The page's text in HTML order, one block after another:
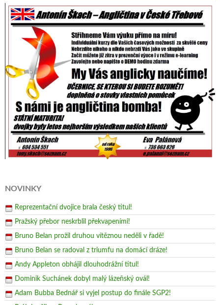
NOVINKY
Reprezentační dvojice brala český titul!
Pražský přebor neskrblil překvapeními!
Bruno Belan prožil druhou vítěznou neděli v řadě!
Bruno Belan se radoval z triumfu na domácí dráze!
Andy Appleton obhájil dlouhodrážní titul!
Dominik Suchánek dobyl malý lázeňský ovál!
Adam Bubba Bednář si vyjel postup do finále SGP2!